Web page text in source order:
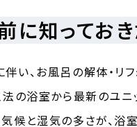
に知ってお
い、お風呂の解体・リ
の浴室から最新のユニ
候と湿気の多さが、浴